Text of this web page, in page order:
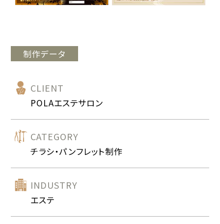
制作データ
CLIENT
POLAエステサロン
CATEGORY
チラシ・パンフレット制作
INDUSTRY
エステ